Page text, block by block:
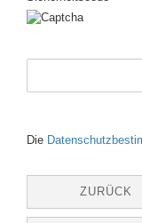
Die
ZURÜCK